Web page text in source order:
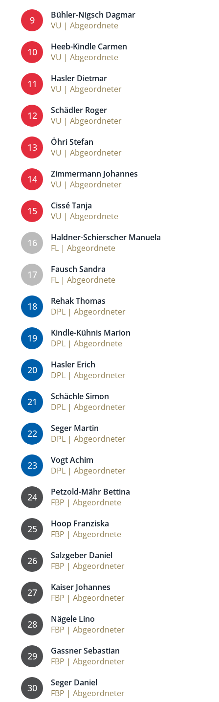
9
Bühler-Nigsch Dagmar
VU | Abgeordnete
10
Heeb-Kindle Carmen
VU | Abgeordnete
11
Hasler Dietmar
VU | Abgeordneter
12
Schädler Roger
VU | Abgeordneter
13
Öhri Stefan
VU | Abgeordneter
14
Zimmermann Johannes
VU | Abgeordneter
15
Cissé Tanja
VU | Abgeordnete
16
Haldner-Schierscher Manuela
FL | Abgeordnete
17
Fausch Sandra
FL | Abgeordnete
18
Rehak Thomas
DPL | Abgeordneter
19
Kindle-Kühnis Marion
DPL | Abgeordnete
20
Hasler Erich
DPL | Abgeordneter
21
Schächle Simon
DPL | Abgeordneter
22
Seger Martin
DPL | Abgeordneter
23
Vogt Achim
DPL | Abgeordneter
24
Petzold-Mähr Bettina
FBP | Abgeordnete
25
Hoop Franziska
FBP | Abgeordnete
26
Salzgeber Daniel
FBP | Abgeordneter
27
Kaiser Johannes
FBP | Abgeordneter
28
Nägele Lino
FBP | Abgeordneter
29
Gassner Sebastian
FBP | Abgeordneter
30
Seger Daniel
FBP | Abgeordneter